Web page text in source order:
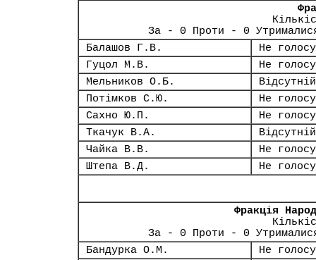
За - 0 Проти - 0
Балашов Г.В.
Не
Гуцол М.В.
Не
Мельников О.Б.
Відсутній
Потімков С.Ю.
Не
Сахно Ю.П.
Не
Ткачук В.А.
Відсутній
Чайка В.В.
Не
Штепа В.Д.
Не
Фракція
За - 0 Проти - 0
Бандурка О.М.
Не